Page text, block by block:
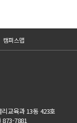
캠퍼스맵
교육과 13동 423호
7881